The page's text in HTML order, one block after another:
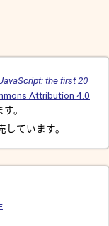
the first 20
Attribution 4.0
。
しています。